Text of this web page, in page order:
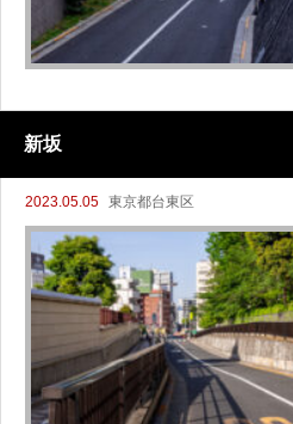
新坂
2023.05.05 東京都台東区